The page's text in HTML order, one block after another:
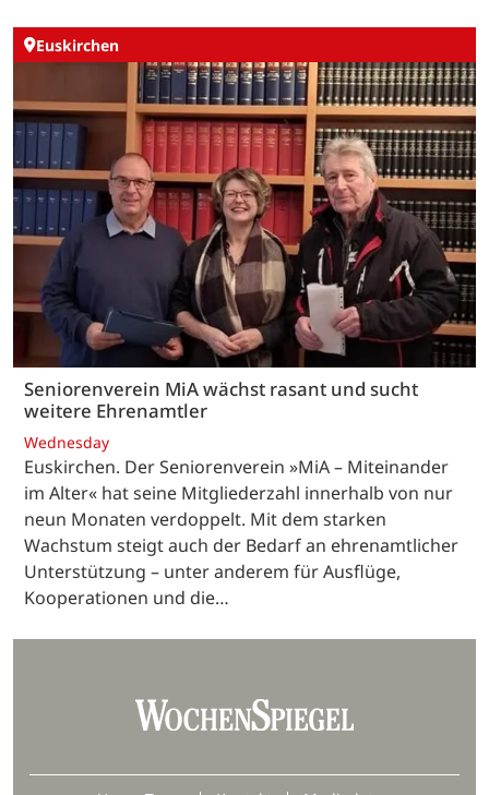
Euskirchen
Seniorenverein MiA wächst rasant und sucht
weitere Ehrenamtler
Wednesday
Euskirchen. Der Seniorenverein »MiA – Miteinander
im Alter« hat seine Mitgliederzahl innerhalb von nur
neun Monaten verdoppelt. Mit dem starken
Wachstum steigt auch der Bedarf an ehrenamtlicher
Unterstützung – unter anderem für Ausflüge,
Kooperationen und die…